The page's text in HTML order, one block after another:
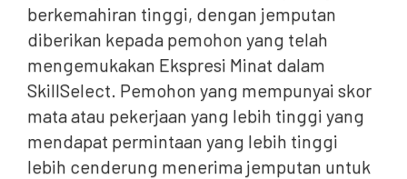
berkemahiran tinggi, dengan jemputan
diberikan kepada pemohon yang telah
mengemukakan Ekspresi Minat dalam
SkillSelect. Pemohon yang mempunyai skor
mata atau pekerjaan yang lebih tinggi yang
mendapat permintaan yang lebih tinggi
lebih cenderung menerima jemputan untuk